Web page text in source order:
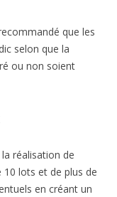
que les
selon que la
ou non soient
réalisation de
lots et de plus de
en créant un